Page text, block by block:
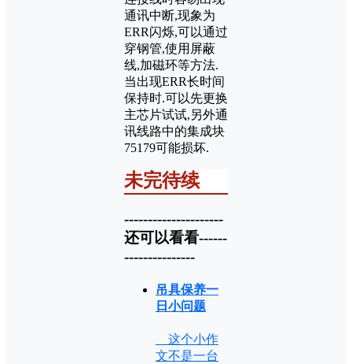
通讯中断,现象为
ERR闪烁,可以通过
穿钢管,使用屏蔽
线,加磁环等方法.
当出现ERR长时间
保持时.可以先更换
主芯片试试,另外通
讯线路中的集成块
75179可能损坏.
未完待续
---------------------
还可以看看------
---------------
吊具保养一
日小问题
这个小作
文不是一台